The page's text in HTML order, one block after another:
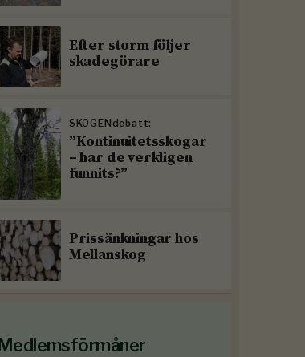
Efter storm följer
skadegörare
SKOGENdebatt:
”Kontinuitetsskogar
– har de verkligen
funnits?”
Prissänkningar hos
Mellanskog